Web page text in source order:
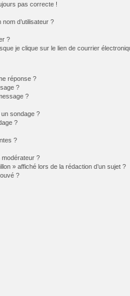
pas correcte !
d’utilisateur ?
?
je clique sur le lien de courrier
réponse ?
?
?
un sondage ?
?
?
?
» affiché lors de la rédaction d’un sujet ?
?